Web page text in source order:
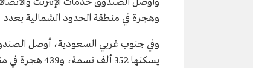
وهجرة في منطقة الحدود الشمالية بعدد سكان 32 ألف نسمة، و136 هجرة في منطقة الجوف